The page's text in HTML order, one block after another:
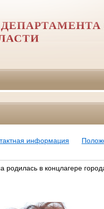
информация
в концлагере